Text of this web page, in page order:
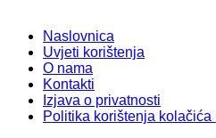
Naslovnica
Uvjeti korištenja
O nama
Kontakti
Izjava o privatnosti
Politika korištenja